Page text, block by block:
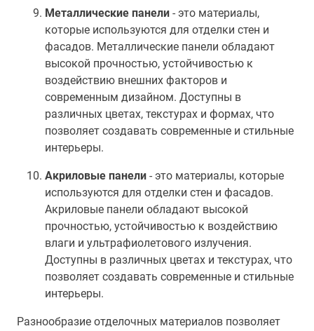
Металлические панели - это материалы,
которые используются для отделки стен и
фасадов. Металлические панели обладают
высокой прочностью, устойчивостью к
воздействию внешних факторов и
современным дизайном. Доступны в
различных цветах, текстурах и формах, что
позволяет создавать современные и стильные
интерьеры.
Акриловые панели - это материалы, которые
используются для отделки стен и фасадов.
Акриловые панели обладают высокой
прочностью, устойчивостью к воздействию
влаги и ультрафиолетового излучения.
Доступны в различных цветах и текстурах, что
позволяет создавать современные и стильные
интерьеры.
Разнообразие отделочных материалов позволяет